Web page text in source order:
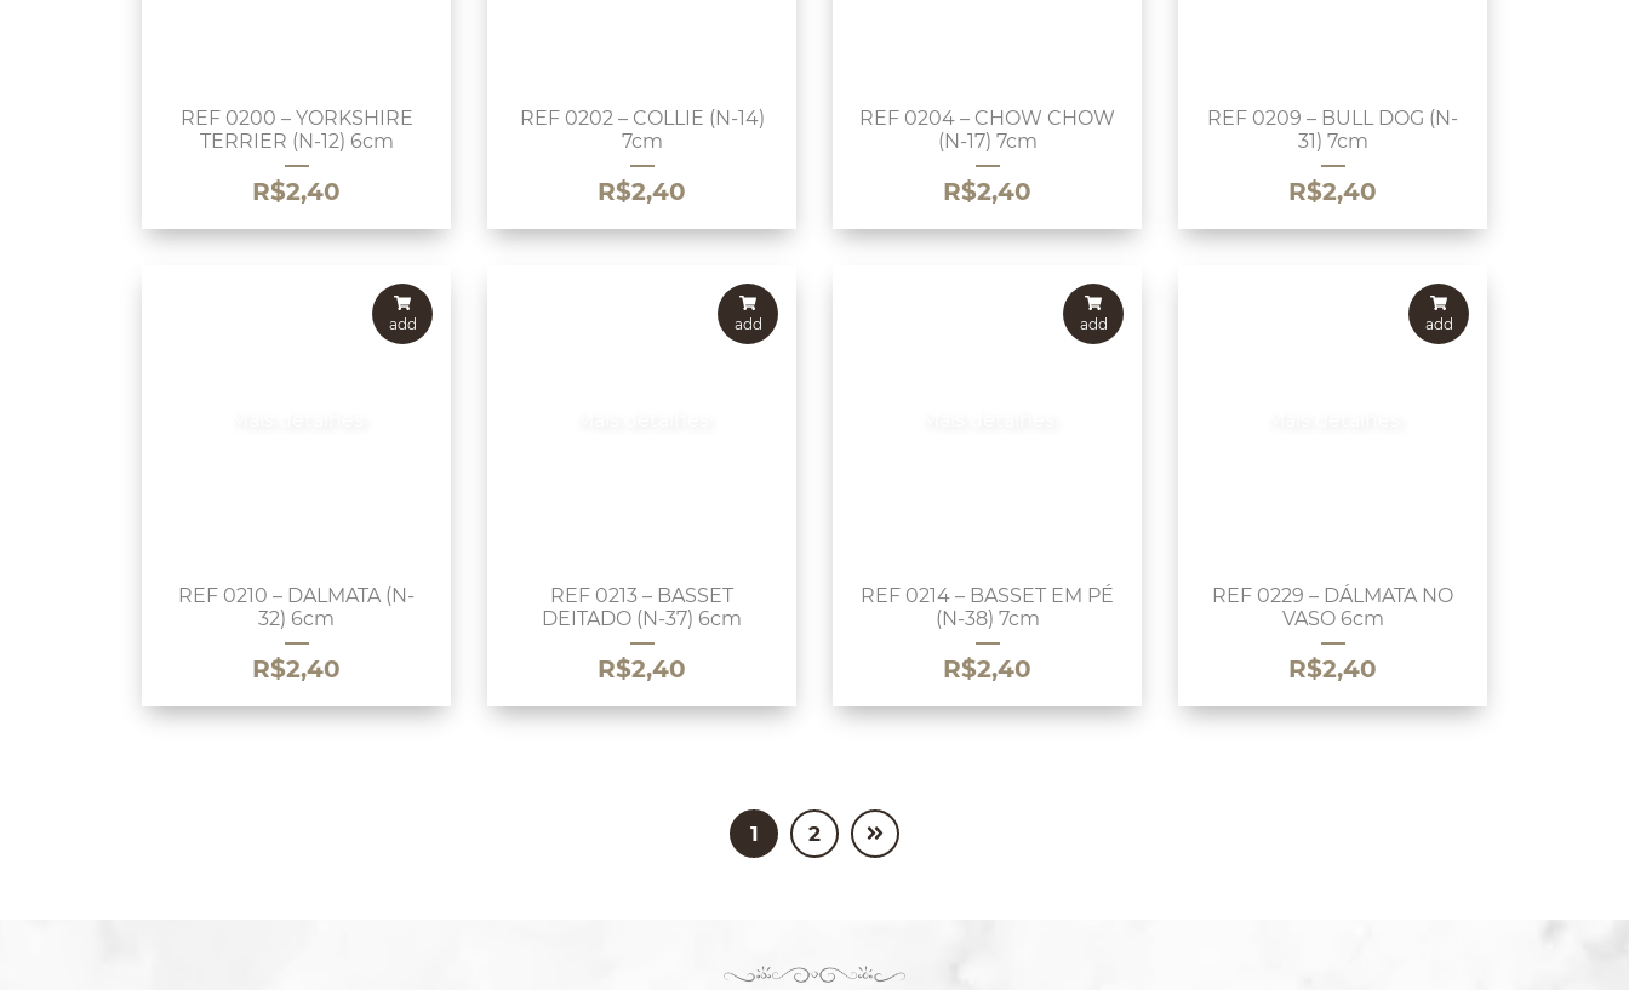
REF 0200 – YORKSHIRE
TERRIER (N-12) 6cm
R$2,40
REF 0202 – COLLIE (N-14)
7cm
R$2,40
REF 0204 – CHOW CHOW
(N-17) 7cm
R$2,40
REF 0209 – BULL DOG (N-
31) 7cm
R$2,40
REF 0210 – DALMATA (N-
32) 6cm
R$2,40
add
REF 0213 – BASSET
DEITADO (N-37) 6cm
R$2,40
add
REF 0214 – BASSET EM PÉ
(N-38) 7cm
R$2,40
add
REF 0229 – DÁLMATA NO
VASO 6cm
R$2,40
add
1 2